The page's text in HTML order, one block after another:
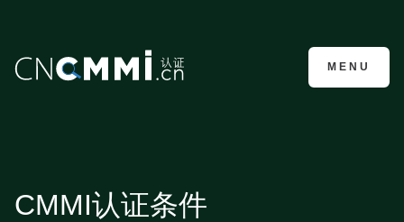
CMMI认证咨询
MENU
CMMI认证条件